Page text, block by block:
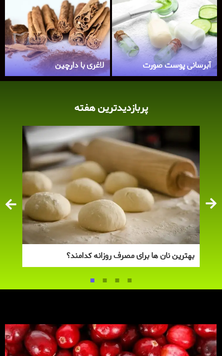
آبرسانی پوست صورت لاغری با دارچین
پربازدیدترین هفته​
بهترین نان ها برای مصرف روزانه کدامند؟